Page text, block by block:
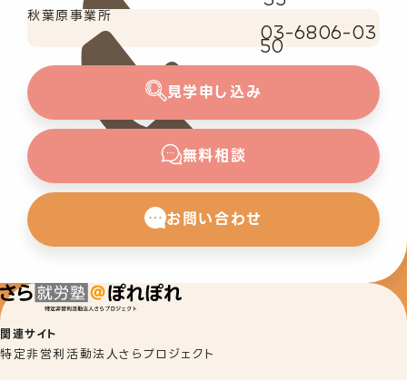
秋葉原事業所
03-6806-03
50
見学申し込み
無料相談
お問い合わせ
関連サイト
特定非営利活動法人さらプロジェクト